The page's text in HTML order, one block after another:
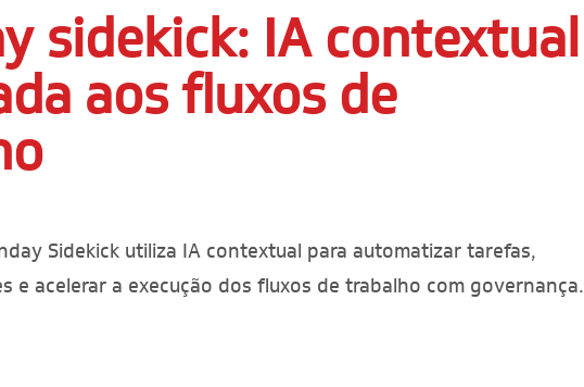
sidekick: IA contextual
aos fluxos de
Sidekick utiliza IA contextual para automatizar tarefas,
e acelerar a execução dos fluxos de trabalho com governança.